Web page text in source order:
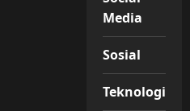
Media
Sosial
Teknologi